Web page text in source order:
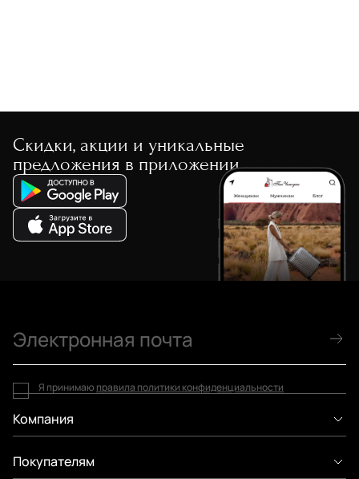
Скидки, акции и уникальные
предложения в приложении
Компания
Покупателям
Я принимаю правила политики конфиденциальности